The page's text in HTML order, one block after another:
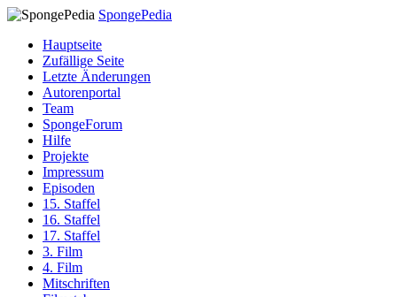
SpongePedia
Hauptseite
Zufällige Seite
Letzte Änderungen
Autorenportal
Team
SpongeForum
Hilfe
Projekte
Impressum
Episoden
15. Staffel
16. Staffel
17. Staffel
3. Film
4. Film
Mitschriften